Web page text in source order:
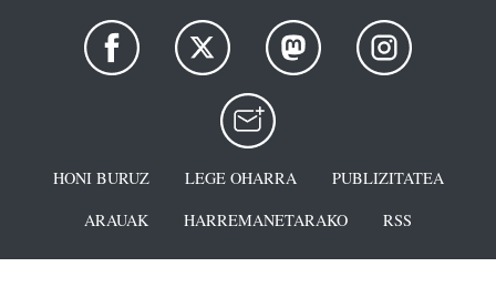
HONI BURUZ LEGE OHARRA
PUBLIZITATEA
ARAUAK
HARREMANETARAKO RSS